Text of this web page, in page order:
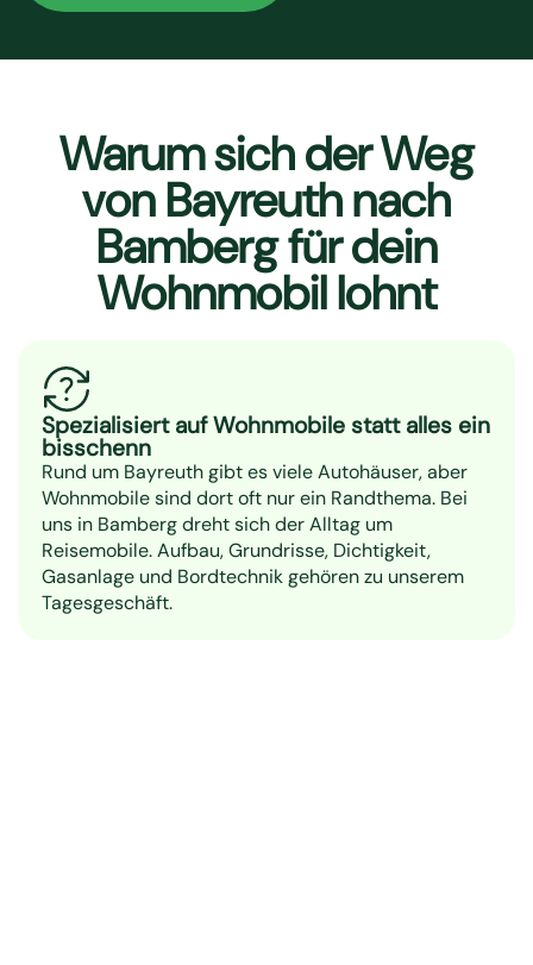
Warum sich der Weg
von Bayreuth nach
Bamberg für dein
Wohnmobil lohnt
Spezialisiert auf Wohnmobile statt alles ein
bisschenn
Rund um Bayreuth gibt es viele Autohäuser, aber
Wohnmobile sind dort oft nur ein Randthema. Bei
uns in Bamberg dreht sich der Alltag um
Reisemobile. Aufbau, Grundrisse, Dichtigkeit,
Gasanlage und Bordtechnik gehören zu unserem
Tagesgeschäft.